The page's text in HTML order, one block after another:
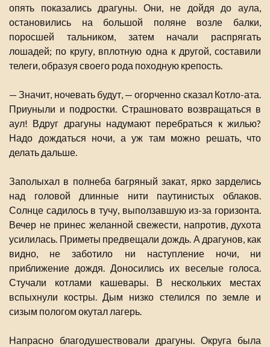
опять показались драгуны. Они, не дойдя до аула,
остановились на большой поляне возле балки,
поросшей тальником, затем начали распрягать
лошадей; по кругу, вплотную одна к другой, составили
телеги, образуя своего рода походную крепость.
— Значит, ночевать будут, — огорченно сказал Котло-ата.
Приуныли и подростки. Страшновато возвращаться в
аул! Вдруг драгуны надумают перебраться к жилью?
Надо дождаться ночи, а уж там можно решать, что
делать дальше.
Заполыхал в полнеба багряный закат, ярко зарделись
над головой длинные нити паутинистых облаков.
Солнце садилось в тучу, выползавшую из-за горизонта.
Вечер не принес желанной свежести, напротив, духота
усилилась. Приметы предвещали дождь. А драгунов, как
видно, не заботило ни наступление ночи, ни
приближение дождя. Доносились их веселые голоса.
Стучали котлами кашевары. В нескольких местах
вспыхнули костры. Дым низко стелился по земле и
сизым пологом окутал лагерь.
Напрасно благодушествовали драгуны. Округа была